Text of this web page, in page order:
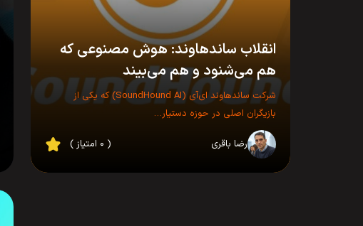
انقلاب ساندهاوند: هوش مصنوعی که
هم می‌شنود و هم می‌بیند
شرکت ساندهاوند ای‌آی (SoundHound AI) که یکی از
بازیگران اصلی در حوزه دستیار…
رضا باقری ( ۰ امتیاز )